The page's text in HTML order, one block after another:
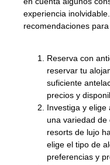
experiencia
recomendaciones
Reserva con
reservar tu
suficiente
precios y
Investiga y elige
una variedad de
resorts de lujo
elige el tipo de
preferencias y